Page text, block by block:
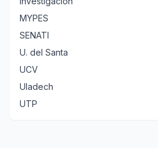
MYPES
SENATI
U. del Santa
UCV
Uladech
UTP